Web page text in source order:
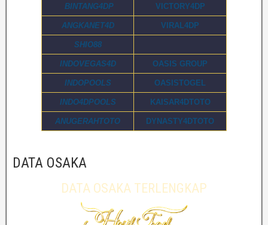
BINTANG4DP VICTORY4DP
ANGKANET4D VIRAL4DP
SHIO88
INDOVEGAS4D OASIS GROUP
INDOPOOLS OASISTOGEL
INDO4DPOOLS KAISAR4DTOTO
ANUGERAHTOTO DYNASTY4DTOTO
DATA OSAKA
DATA OSAKA TERLENGKAP